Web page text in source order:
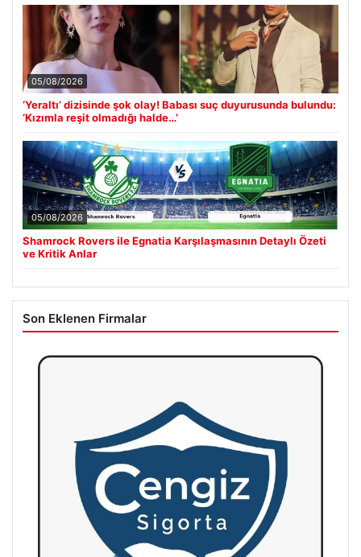
05/08/2026
‘Yeraltı’ dizisinde şok olay! Babası suç duyurusunda bulundu:
‘Kızımla reşit olmadığı halde…’
05/08/2026
Shamrock Rovers ile Egnatia Karşılaşmasının Detaylı Özeti
ve Kritik Anlar
Son Eklenen Firmalar